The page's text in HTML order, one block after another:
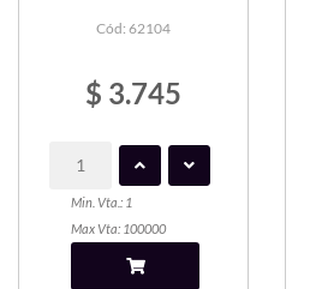
Cód: 62104
$ 3.745
Min. Vta.: 1
Max Vta: 100000